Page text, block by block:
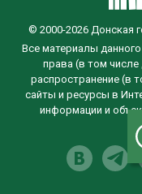
© 2000-2026 Донская
Все материалы
права (в том числе
распространение (в
сайты и ресурсы в
информации и